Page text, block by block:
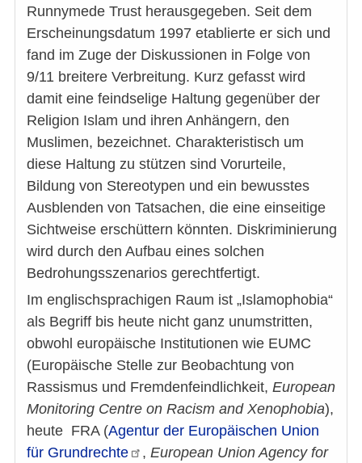
Runnymede Trust herausgegeben. Seit dem
Erscheinungsdatum 1997 etablierte er sich und
fand im Zuge der Diskussionen in Folge von
9/11 breitere Verbreitung. Kurz gefasst wird
damit eine feindselige Haltung gegenüber der
Religion Islam und ihren Anhängern, den
Muslimen, bezeichnet. Charakteristisch um
diese Haltung zu stützen sind Vorurteile,
Bildung von Stereotypen und ein bewusstes
Ausblenden von Tatsachen, die eine einseitige
Sichtweise erschüttern könnten. Diskriminierung
wird durch den Aufbau eines solchen
Bedrohungsszenarios gerechtfertigt.
Im englischsprachigen Raum ist „Islamophobia“
als Begriff bis heute nicht ganz unumstritten,
obwohl europäische Institutionen wie EUMC
(Europäische Stelle zur Beobachtung von
Rassismus und Fremdenfeindlichkeit, European
Monitoring Centre on Racism and Xenophobia),
heute FRA (Agentur der Europäischen Union
für Grundrechte ,European Union Agency for